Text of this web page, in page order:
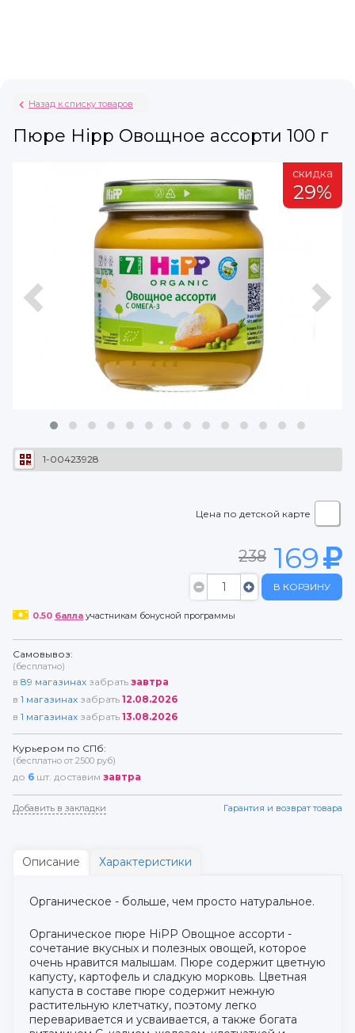
Назад к списку товаров
Пюре Hipp Овощное ассорти 100 г
скидка
29%
1-00423928
Цена по детской карте
238 169
В КОРЗИНУ
0.50 баллаучастникам бонусной программы
Самовывоз:
(бесплатно)
в 89 магазинах забрать завтра
в 1 магазинах забрать 12.08.2026
в 1 магазинах забрать 13.08.2026
Курьером по СПб:
(бесплатно от 2500 руб)
до 6 шт. доставим завтра
Добавить в закладки Гарантия и возврат товара
Описание Характеристики
Органическое - больше, чем просто натуральное.
Органическое пюре HiPP Овощное ассорти -
сочетание вкусных и полезных овощей, которое
очень нравится малышам. Пюре содержит цветную
капусту, картофель и сладкую морковь. Цветная
капуста в составе пюре содержит нежную
растительную клетчатку, поэтому легко
переваривается и усваивается, а также богата